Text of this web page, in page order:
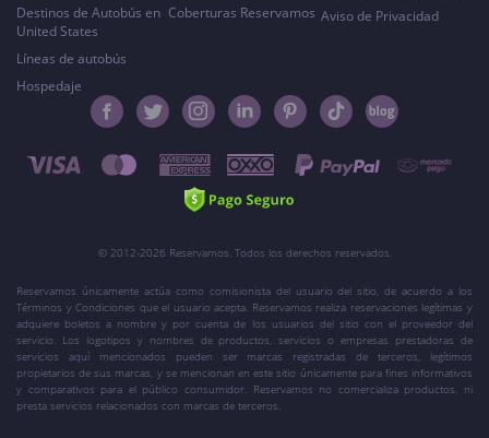
Destinos de Autobús en
United States
Líneas de autobús
Hospedaje
Coberturas Reservamos Aviso de Privacidad
© 2012-2026 Reservamos. Todos los derechos reservados.
Reservamos únicamente actúa como comisionista del usuario del sitio, de acuerdo a los
Términos y Condiciones que el usuario acepta. Reservamos realiza reservaciones legítimas y
adquiere boletos a nombre y por cuenta de los usuarios del sitio con el proveedor del
servicio. Los logotipos y nombres de productos, servicios o empresas prestadoras de
servicios aquí mencionados pueden ser marcas registradas de terceros, legítimos
propietarios de sus marcas, y se mencionan en este sitio únicamente para fines informativos
y comparativos para el público consumidor. Reservamos no comercializa productos, ni
presta servicios relacionados con marcas de terceros.